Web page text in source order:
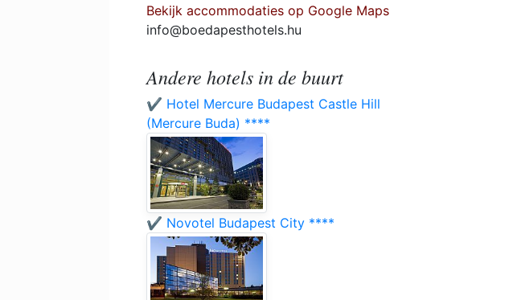
Bekijk accommodaties op Google Maps
info@boedapesthotels.hu
Andere hotels in de buurt
✔️ Hotel Mercure Budapest Castle Hill
(Mercure Buda) ****
✔️ Novotel Budapest City ****